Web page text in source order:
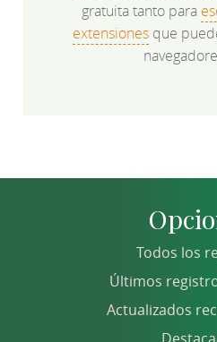
gratuita tanto para
extensiones que
Todos los
Últimos
Actualizados